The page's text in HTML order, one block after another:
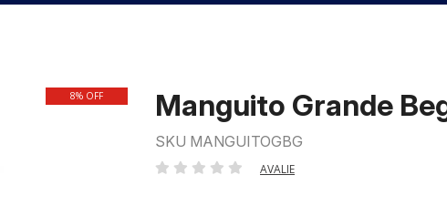
8% OFF Manguito Grande
SKU MANGUITOGBG
AVALIE